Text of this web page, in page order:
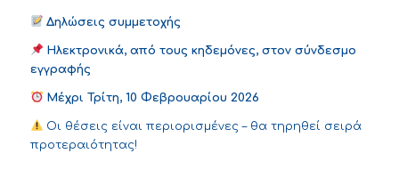
Δηλώσεις συμμετοχής
Ηλεκτρονικά, από τους κηδεμόνες, στονσύνδεσμο
εγγραφής
Μέχρι Τρίτη, 10 Φεβρουαρίου 2026
Οι θέσεις είναι περιορισμένες – θα τηρηθεί σειρά
προτεραιότητας!